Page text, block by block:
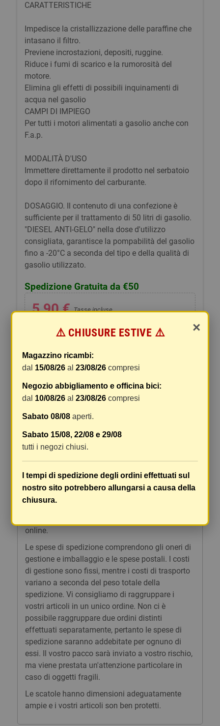
CARATTERISTICHE
Impedisce la cristallizzazione delle paraffine che
intasano il filtro.
Previene incrostazioni, depositi, ruggine.
Riduce i fumi di scarico e la rumorosità del
motore.
Elimina gli effetti di possibili inquinamenti di
acqua nel gasolio
CAMPI DI IMPIEGO
Per tutti i motori alimentati a gasolio anche con
F.a.p.
MODALITÀ D'USO
Immettere direttamente il prodotto nel serbatoio
dopo il rifornimento del carburante.
DOSAGGIO. Il contenuto di una confezione è
sufficiente per il trattamento di 50 litri di gasolio.
"DIESEL ANTI-GELO" nella dose d'utilizzo
consigliata, garantisce la pompabilità del gasolio
fino a -20°C a seconda del tipo e della qualità di
gasolio utilizzato.
Spedizione Gratuita da €50
5,90 €Tasse incluse
remove add
SPEDIZIONI E RESI
I pacchi sono generalmente inviati entro 2 giorni
dal ricevimento del pagamento e vengono spediti
tramite BRT con tracciatura e consegna senza
online.
Le spese di spedizione comprendono gli oneri di
gestione e imballaggio e le spese postali. I costi
di gestione sono fissi, mentre i costi di trasporto
variano a seconda del peso totale della
spedizione. Vi consigliamo di raggruppare i
vostri articoli in un unico ordine. Non ci è
possibile raggruppare due ordini distinti
effettuati separatamente, pertanto le spese di
spedizione saranno addebitate per ognuno di
essi. Il vostro pacco sarà inviato a vostro rischio,
ma viene prestata un'attenzione particolare in
caso di oggetti fragili.
Le scatole hanno dimensioni adeguatamente
ampie e i vostri articoli son ben protetti.
×
⚠️ CHIUSURE ESTIVE ⚠️
Magazzino ricambi:
dal 15/08/26 al23/08/26 compresi
Negozio abbigliamento e officina bici:
dal 10/08/26 al23/08/26 compresi
Sabato 08/08 aperti.
Sabato 15/08, 22/08 e 29/08
tutti i negozi chiusi.
I tempi di spedizione degli ordini effettuati sul
nostro sito potrebbero allungarsi a causa della
chiusura.